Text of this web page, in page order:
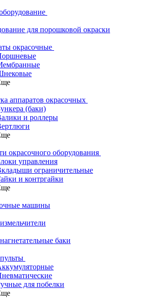
для порошковой окраски
окрасочные
аппаратов окрасочных
(баки)
и роллеры
окрасочного оборудования
управления
ограничительные
и контргайки
машины
баки
для побелки